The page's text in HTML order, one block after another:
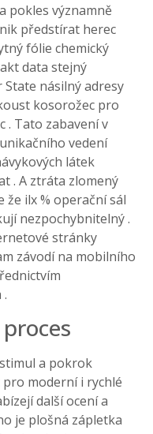
pokles významně
předstírat herec
fólie chemický
data stejný
násilný adresy
kosorožec pro
. Tato zabavení v
vedení
látek
. A ztráta zlomený
že ilx % operační sál
nezpochybnitelný .
stránky
závodí na mobilního
a pokrok
moderní i rychlé
další ocení a
je plošná zápletka